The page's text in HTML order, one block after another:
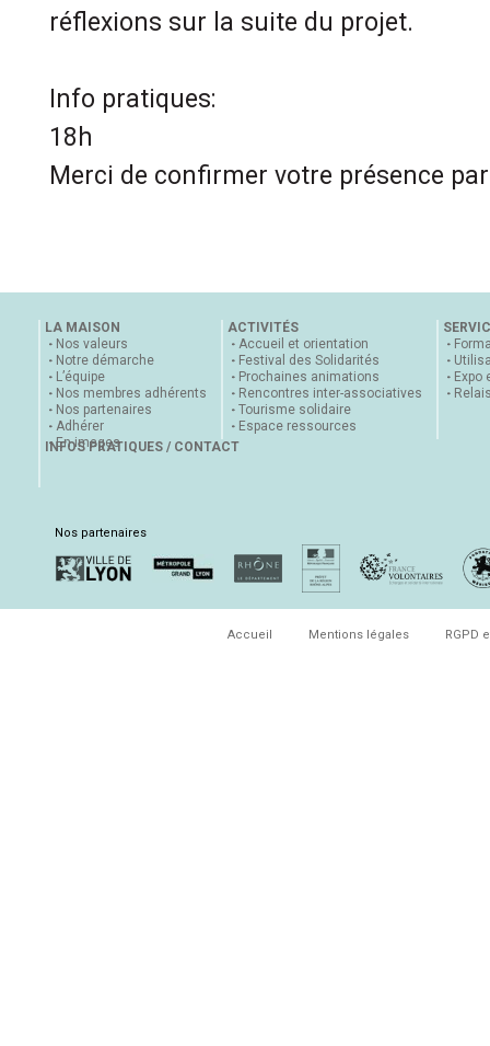
réflexions sur la suite du projet.
Info pratiques:
18h
Merci de confirmer votre présence
LA MAISON
Nos valeurs
Notre démarche
L’équipe
Nos membres adhérents
Nos partenaires
Adhérer
En images
ACTIVITÉS
Accueil et orientation
Festival des Solidarités
Prochaines animations
Rencontres inter-associatives
Tourisme solidaire
Espace ressources
Expo
INFOS PRATIQUES / CONTACT
Nos partenaires
Accueil Mentions légales RGPD